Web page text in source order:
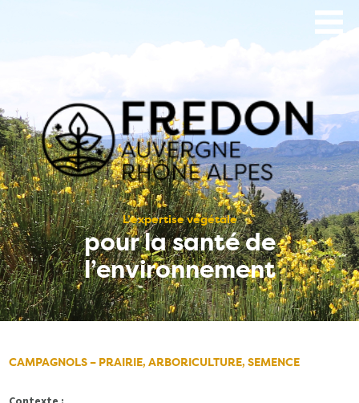
L’expertise végétale
pour la santé de
l’environnement
CAMPAGNOLS – PRAIRIE, ARBORICULTURE, SEMENCE